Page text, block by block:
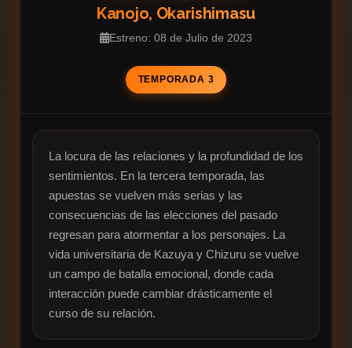
Kanojo, Okarishimasu
Estreno: 08 de Julio de 2023
TEMPORADA 3
La locura de las relaciones y la profundidad de los
sentimientos. En la tercera temporada, las
apuestas se vuelven más serias y las
consecuencias de las elecciones del pasado
regresan para atormentar a los personajes. La
vida universitaria de Kazuya y Chizuru se vuelve
un campo de batalla emocional, donde cada
interacción puede cambiar drásticamente el
curso de su relación.